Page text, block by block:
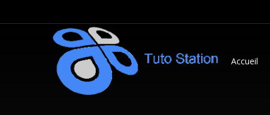
Accueil